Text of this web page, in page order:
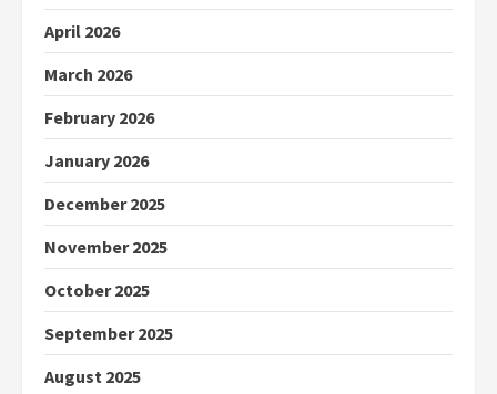
April 2026
March 2026
February 2026
January 2026
December 2025
November 2025
October 2025
September 2025
August 2025